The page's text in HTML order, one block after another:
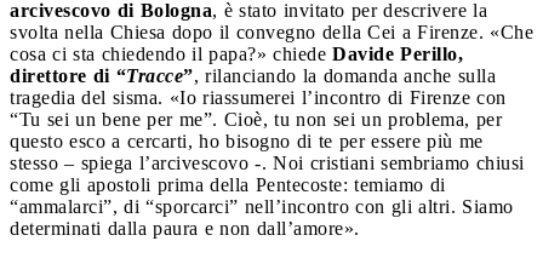
arcivescovo di Bologna, è stato invitato per descrivere la
svolta nella Chiesa dopo il convegno della Cei a Firenze. «Che
cosa ci sta chiedendo il papa?» chiede Davide Perillo,
direttore di “Tracce”, rilanciando la domanda anche sulla
tragedia del sisma. «Io riassumerei l’incontro di Firenze con
“Tu sei un bene per me”. Cioè, tu non sei un problema, per
questo esco a cercarti, ho bisogno di te per essere più me
stesso – spiega l’arcivescovo -. Noi cristiani sembriamo chiusi
come gli apostoli prima della Pentecoste: temiamo di
“ammalarci”, di “sporcarci” nell’incontro con gli altri. Siamo
determinati dalla paura e non dall’amore».